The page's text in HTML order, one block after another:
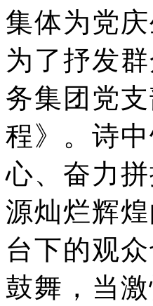
集体为党
为了抒发
务集团党
程》。诗
心、奋力
源灿烂辉煌
台下的观
鼓舞，当